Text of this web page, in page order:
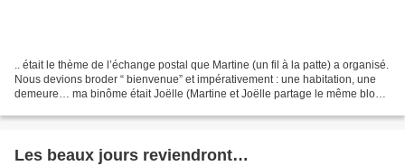
.. était le thème de l’échange postal que Martine (un fil à la patte) a organisé.
Nous devions broder “ bienvenue” et impérativement : une habitation, une
demeure… ma binôme était Joëlle (Martine et Joëlle partage le même blog )
Les beaux jours reviendront…